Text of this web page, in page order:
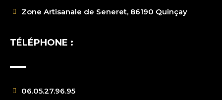
Zone Artisanale de Seneret, 86190 Quinçay
TÉLÉPHONE :
06.05.27.96.95